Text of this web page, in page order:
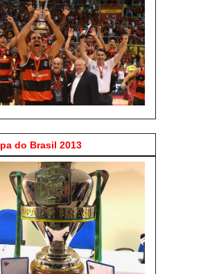
do Brasil 2013